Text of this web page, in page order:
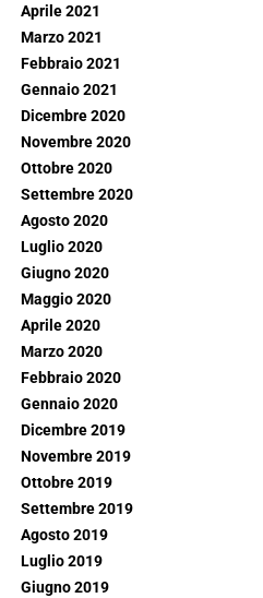
Aprile 2021
Marzo 2021
Febbraio 2021
Gennaio 2021
Dicembre 2020
Novembre 2020
Ottobre 2020
Settembre 2020
Agosto 2020
Luglio 2020
Giugno 2020
Maggio 2020
Aprile 2020
Marzo 2020
Febbraio 2020
Gennaio 2020
Dicembre 2019
Novembre 2019
Ottobre 2019
Settembre 2019
Agosto 2019
Luglio 2019
Giugno 2019